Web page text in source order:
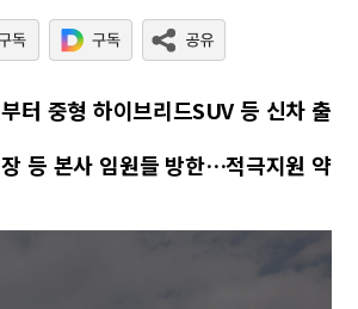
터 중형 하이브리드SUV 등 신차 출
등 본사 임원들 방한…적극지원 약